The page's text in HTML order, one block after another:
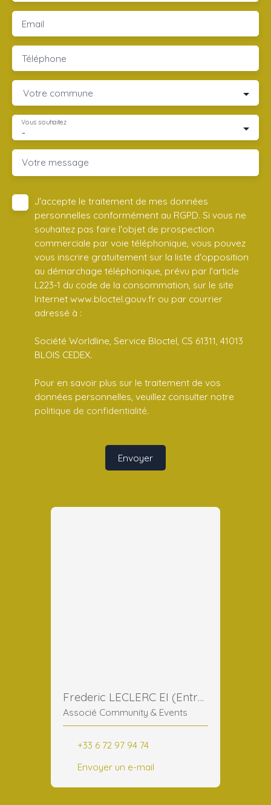
Email
Téléphone
Votre commune
-
Vous souhaitez
Votre message
J'accepte le traitement de mes données
personnelles conformément au RGPD. Si vous ne
souhaitez pas faire l'objet de prospection
commerciale par voie téléphonique, vous pouvez
vous inscrire gratuitement sur la liste d'opposition
au démarchage téléphonique, prévu par l'article
L223-1 du code de la consommation, sur le site
Internet www.bloctel.gouv.fr ou par courrier
adressé à :
Société Worldline, Service Bloctel, CS 61311, 41013
BLOIS CEDEX.
Pour en savoir plus sur le traitement de vos
données personnelles, veuillez consulter notre
politique de confidentialité.
Envoyer
Frederic LECLERC EI (Entreprise Individuelle)
Associé Community & Events
+33 6 72 97 94 74
Envoyer un e-mail